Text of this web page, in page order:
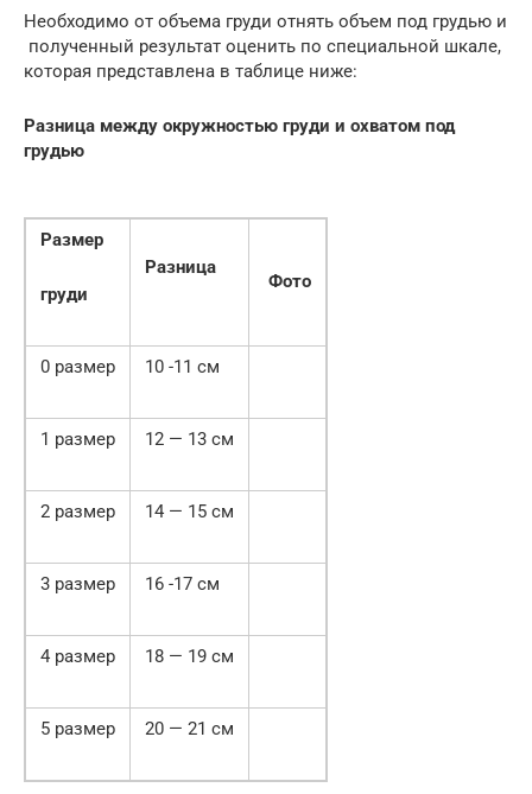
Необходимо от объема груди отнять объем под грудью и
полученный результат оценить по специальной шкале,
которая представлена в таблице ниже:
Разница между окружностью груди и охватом под
грудью
Размер
груди
Разница
Фото
0 размер 10 -11 см
1 размер 12 — 13 см
2 размер 14 — 15 см
3 размер 16 -17 см
4 размер 18 — 19 см
5 размер 20 — 21 см